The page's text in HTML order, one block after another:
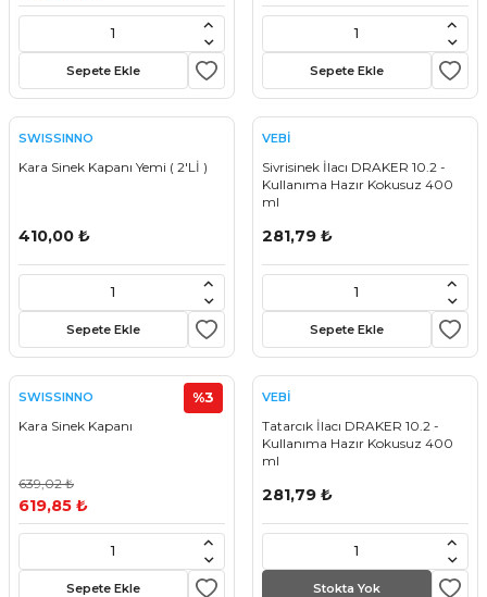
Sepete Ekle Sepete Ekle
SWISSINNO
Kara Sinek Kapanı Yemi ( 2'Lİ )
410,00 ₺
Sepete Ekle
VEBİ
Sivrisinek İlacı DRAKER 10.2 -
Kullanıma Hazır Kokusuz 400
ml
281,79 ₺
Sepete Ekle
SWISSINNO
Kara Sinek Kapanı
%3
639,02 ₺
619,85 ₺
Sepete Ekle
VEBİ
Tatarcık İlacı DRAKER 10.2 -
Kullanıma Hazır Kokusuz 400
ml
281,79 ₺
Stokta Yok